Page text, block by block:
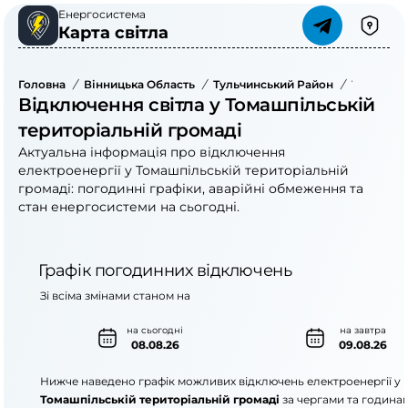
Енергосистема
Карта світла
Головна / Вінницька Область / Тульчинський Район /
Відключення світла у Томашпільській
територіальній громаді
Актуальна інформація про відключення
електроенергії у Томашпільській територіальній
громаді: погодинні графіки, аварійні обмеження та
стан енергосистеми на сьогодні.
Графік погодинних відключень
на сьогодні
08.08.26
на завтра
09.08.26
Зі всіма змінами станом на
Нижче наведено графік можливих відключень електроенергії у
Томашпільській територіальній громаді за чергами та